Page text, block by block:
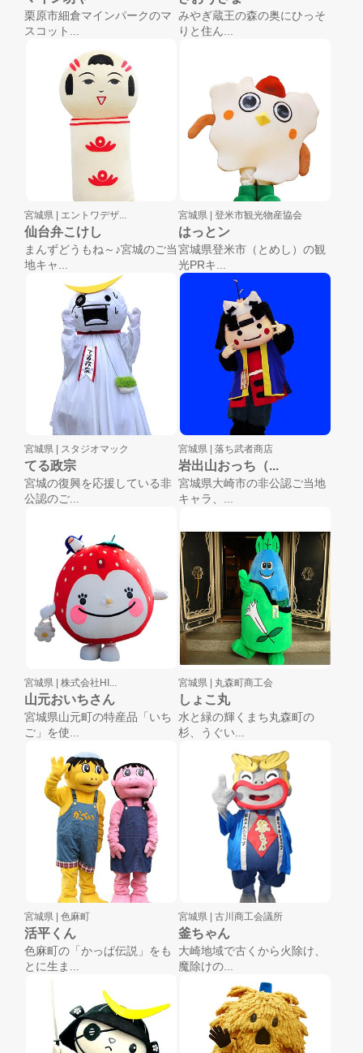
栗原市細倉マインパークのマ
スコット...
みやぎ蔵王の森の奥にひっそ
りと住ん...
宮城県 | エントワデザ...
仙台弁こけし
まんずどうもね～♪宮城のご当
地キャ...
宮城県 | 登米市観光物産協会
はっとン
宮城県登米市（とめし）の観
光PRキ...
宮城県 | スタジオマック
てる政宗
宮城の復興を応援している非
公認のご...
宮城県 | 落ち武者商店
岩出山おっち（...
宮城県大崎市の非公認ご当地
キャラ、...
宮城県 | 株式会社HI...
山元おいちさん
宮城県山元町の特産品「いち
ご」を使...
宮城県 | 丸森町商工会
しょこ丸
水と緑の輝くまち丸森町の
杉、うぐい...
宮城県 | 色麻町
活平くん
色麻町の「かっぱ伝説」をも
とに生ま...
宮城県 | 古川商工会議所
釜ちゃん
大崎地域で古くから火除け、
魔除けの...